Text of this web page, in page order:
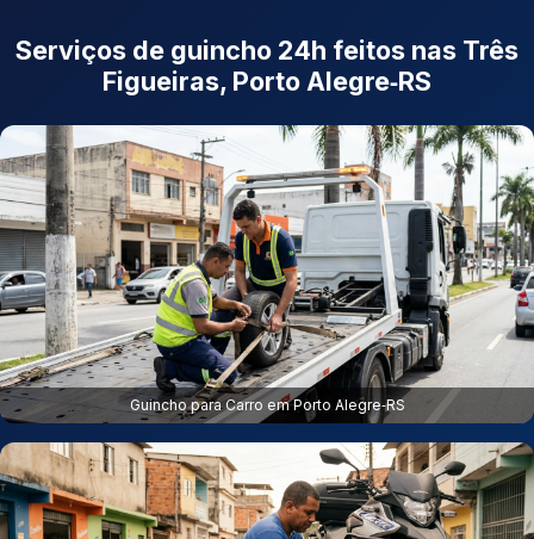
Serviços de guincho 24h feitos nas Três
Figueiras, Porto Alegre‑RS
Guincho para Carro em Porto Alegre‑RS